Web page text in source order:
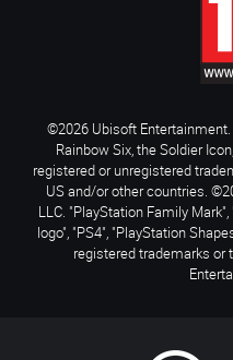
©2026 Ubisoft Entertainment.
Rainbow Six, the Soldier
registered or unregistered
US and/or other countries.
LLC. "PlayStation Family Mark",
logo", "PS4", "PlayStation
registered trademarks or